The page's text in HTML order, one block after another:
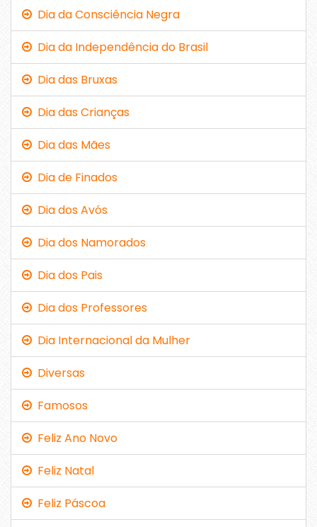
Dia da Consciência Negra
Dia da Independência do Brasil
Dia das Bruxas
Dia das Crianças
Dia das Mães
Dia de Finados
Dia dos Avós
Dia dos Namorados
Dia dos Pais
Dia dos Professores
Dia Internacional da Mulher
Diversas
Famosos
Feliz Ano Novo
Feliz Natal
Feliz Páscoa